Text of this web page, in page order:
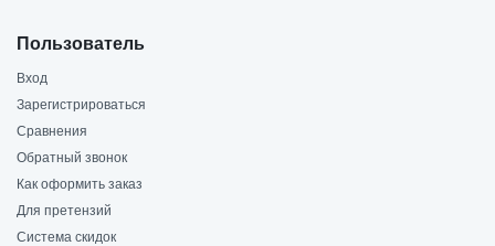
Пользователь
Вход
Зарегистрироваться
Сравнения
Обратный звонок
Как оформить заказ
Для претензий
Система скидок